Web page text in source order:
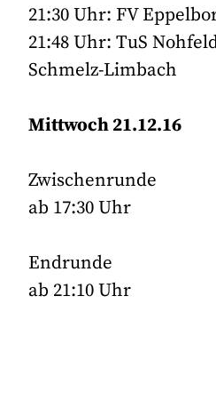
21:30 Uhr: FV
21:48 Uhr: TuS
Schmelz-Limbach
Mittwoch 21.12.16
Zwischenrunde
ab 17:30 Uhr
Endrunde
ab 21:10 Uhr